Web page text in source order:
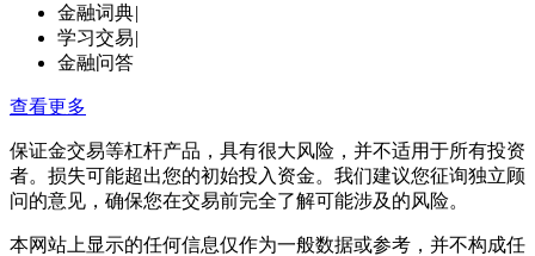
金融词典|
学习交易|
金融问答
查看更多
保证金交易等杠杆产品，具有很大风险，并不适用于所有投资
者。损失可能超出您的初始投入资金。我们建议您征询独立顾
问的意见，确保您在交易前完全了解可能涉及的风险。
本网站上显示的任何信息仅作为一般数据或参考，并不构成任